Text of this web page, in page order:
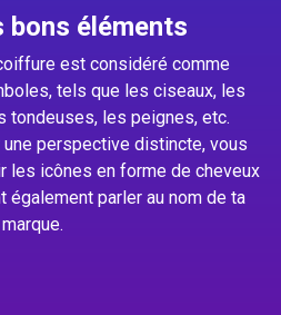
bons éléments
est considéré comme
tels que les ciseaux, les
tondeuses, les peignes, etc.
une perspective distincte, vous
les icônes en forme de cheveux
également parler au nom de ta
marque.